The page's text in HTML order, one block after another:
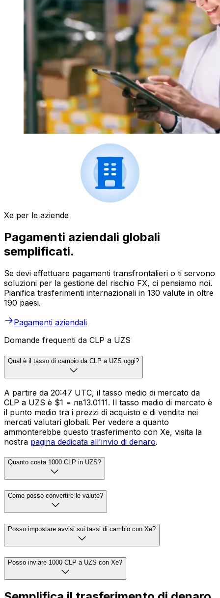
Xe per le aziende
Pagamenti aziendali globali
semplificati.
Se devi effettuare pagamenti transfrontalieri o ti servono
soluzioni per la gestione del rischio FX, ci pensiamo noi.
Pianifica trasferimenti internazionali in 130 valute in oltre
190 paesi.
Pagamenti aziendali
Domande frequenti da CLP a UZS
Qual è il tasso di cambio da CLP a UZS oggi?
A partire da 20:47 UTC, il tasso medio di mercato da
CLP a UZS è $1 = лв13.0111. Il tasso medio di mercato è
il punto medio tra i prezzi di acquisto e di vendita nei
mercati valutari globali. Per vedere a quanto
ammonterebbe questo trasferimento con Xe, visita la
nostra pagina dedicata all'invio di denaro.
Quanto costa 1000 CLP in UZS?
Come posso convertire le valute?
Posso impostare avvisi sui tassi di cambio con Xe?
Posso inviare 1000 CLP a UZS con Xe?